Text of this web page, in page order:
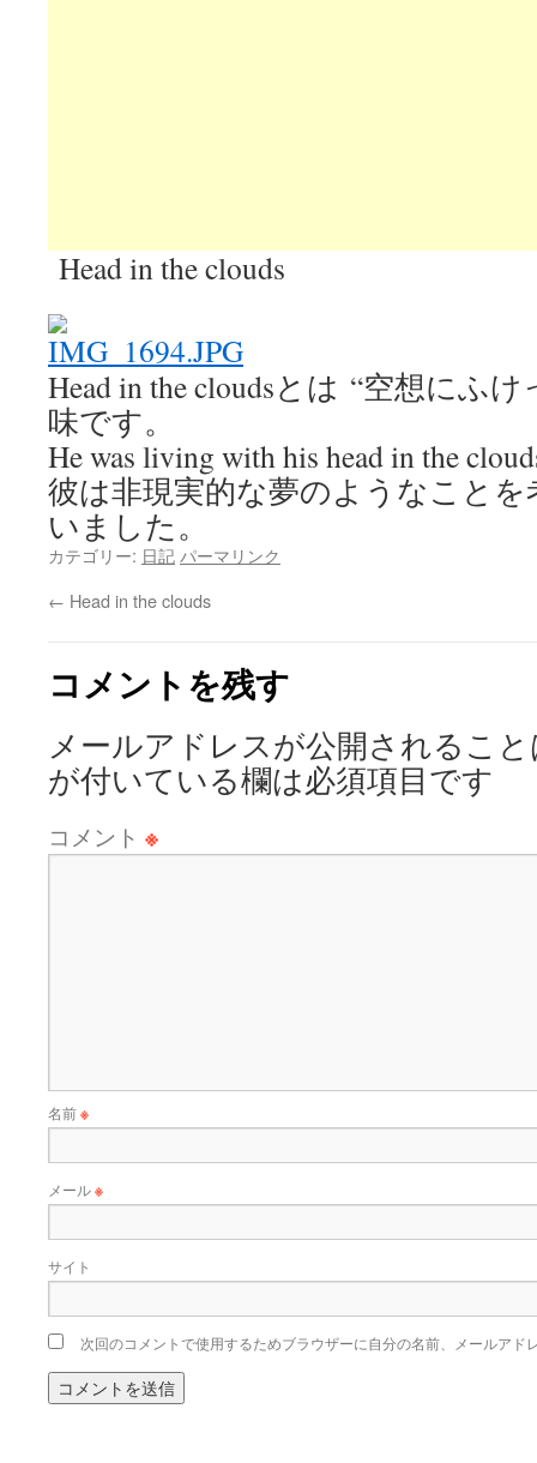
Head in the clouds
Head in the cloudsとは “空想にふけ
味です。
He was living with his head in the
彼は非現実的な夢のようなこと
いました。
カテゴリー: 日記 パーマリンク
← Head in the clouds
コメントを残す
メールアドレスが公開されるこ
が付いている欄は必須項目です
コメント ※
名前※
メール※
サイト
次回のコメントで使用するためブラウザーに自分の名前、メールアド